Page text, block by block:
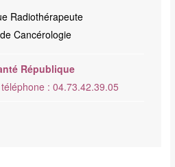
Radiothérapeute
Cancérologie
République
: 04.73.42.39.05